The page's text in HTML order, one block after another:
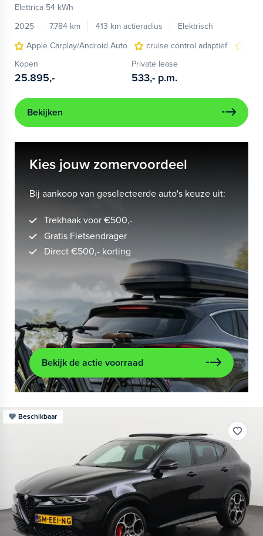
Elettrica 54 kWh
2025
7.784 km 413 km actieradius
Elektrisch
Apple Carplay/Android Auto
cruise control adaptief
Kopen
25.895,-
Private lease
533,- p.m.
Bekijken
Kies jouw zomervoordeel
Bij aankoop van geselecteerde auto's keuze uit:
Trekhaak voor €500,-
Gratis Fietsendrager
Direct €500,- korting
Bekijk de actie voorraad
Beschikbaar